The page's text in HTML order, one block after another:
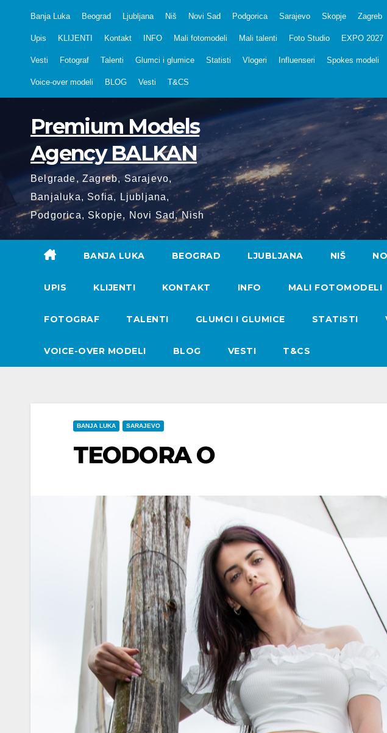
Banja Luka Beograd Ljubljana Niš Novi Sad Podgorica Sarajevo Skopje Zagreb
Upis KLIJENTI Kontakt INFO Mali fotomodeli Mali talenti Foto Studio EXPO 2027
Vesti Fotograf Talenti Glumci i glumice Statisti Vlogeri Influenseri Spokes modeli
Voice-over modeli BLOG Vesti T&CS
Premium Models
Agency BALKAN
Belgrade, Zagreb, Sarajevo,
Banjaluka, Sofia, Ljubljana,
Podgorica, Skopje, Novi Sad, Nish
BANJA LUKA BEOGRAD LJUBLJANA NIŠ
UPIS KLIJENTI KONTAKT INFO MALI FOTOMODELI
FOTOGRAF TALENTI GLUMCI I GLUMICE STATISTI
VOICE-OVER MODELI BLOG VESTI T&CS
BANJA LUKA SARAJEVO
TEODORA O